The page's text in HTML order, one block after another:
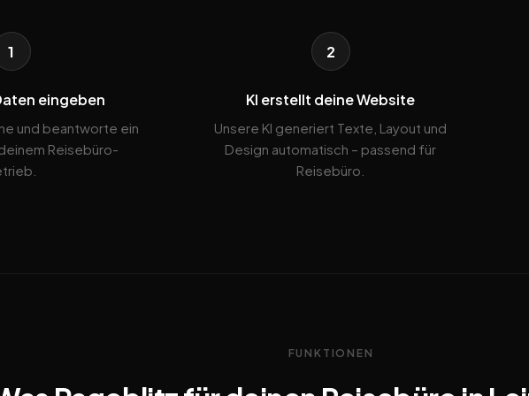
1
eingeben
und beantworte ein
Reisebüro-
2
KI erstellt deine Website
Unsere KI generiert Texte, Layout und
Design automatisch – passend für
Reisebüro.
FUNKTIONEN